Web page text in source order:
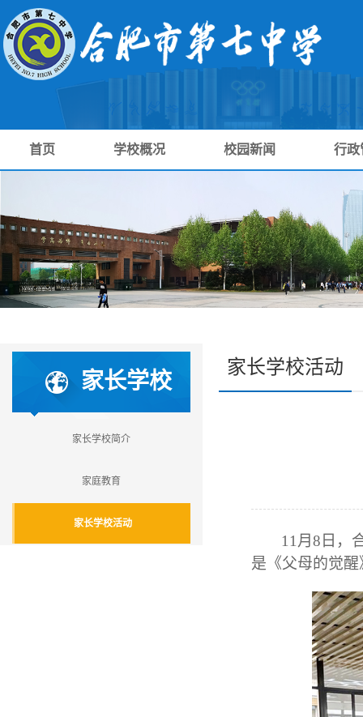
首页 学校概况 校园新闻 行政
家长学校
家长学校简介
家庭教育
家长学校活动
家长学校活动
11 月 8 日，
是《父母的觉